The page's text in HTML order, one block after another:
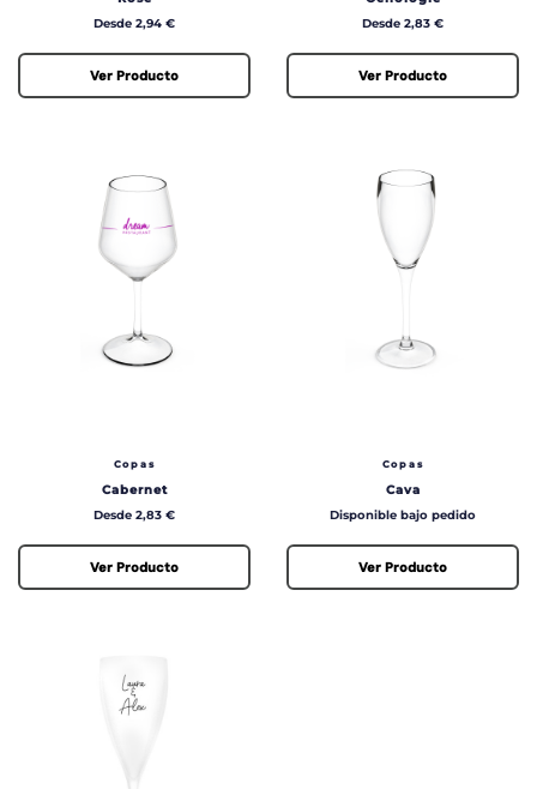
Precio
Desde 2,94 €
Ver Producto
Precio
Desde 2,83 €
Ver Producto
Copas
Cabernet
Precio
Desde 2,83 €
Ver Producto
Copas
Cava
Precio
Disponible bajo pedido
Ver Producto